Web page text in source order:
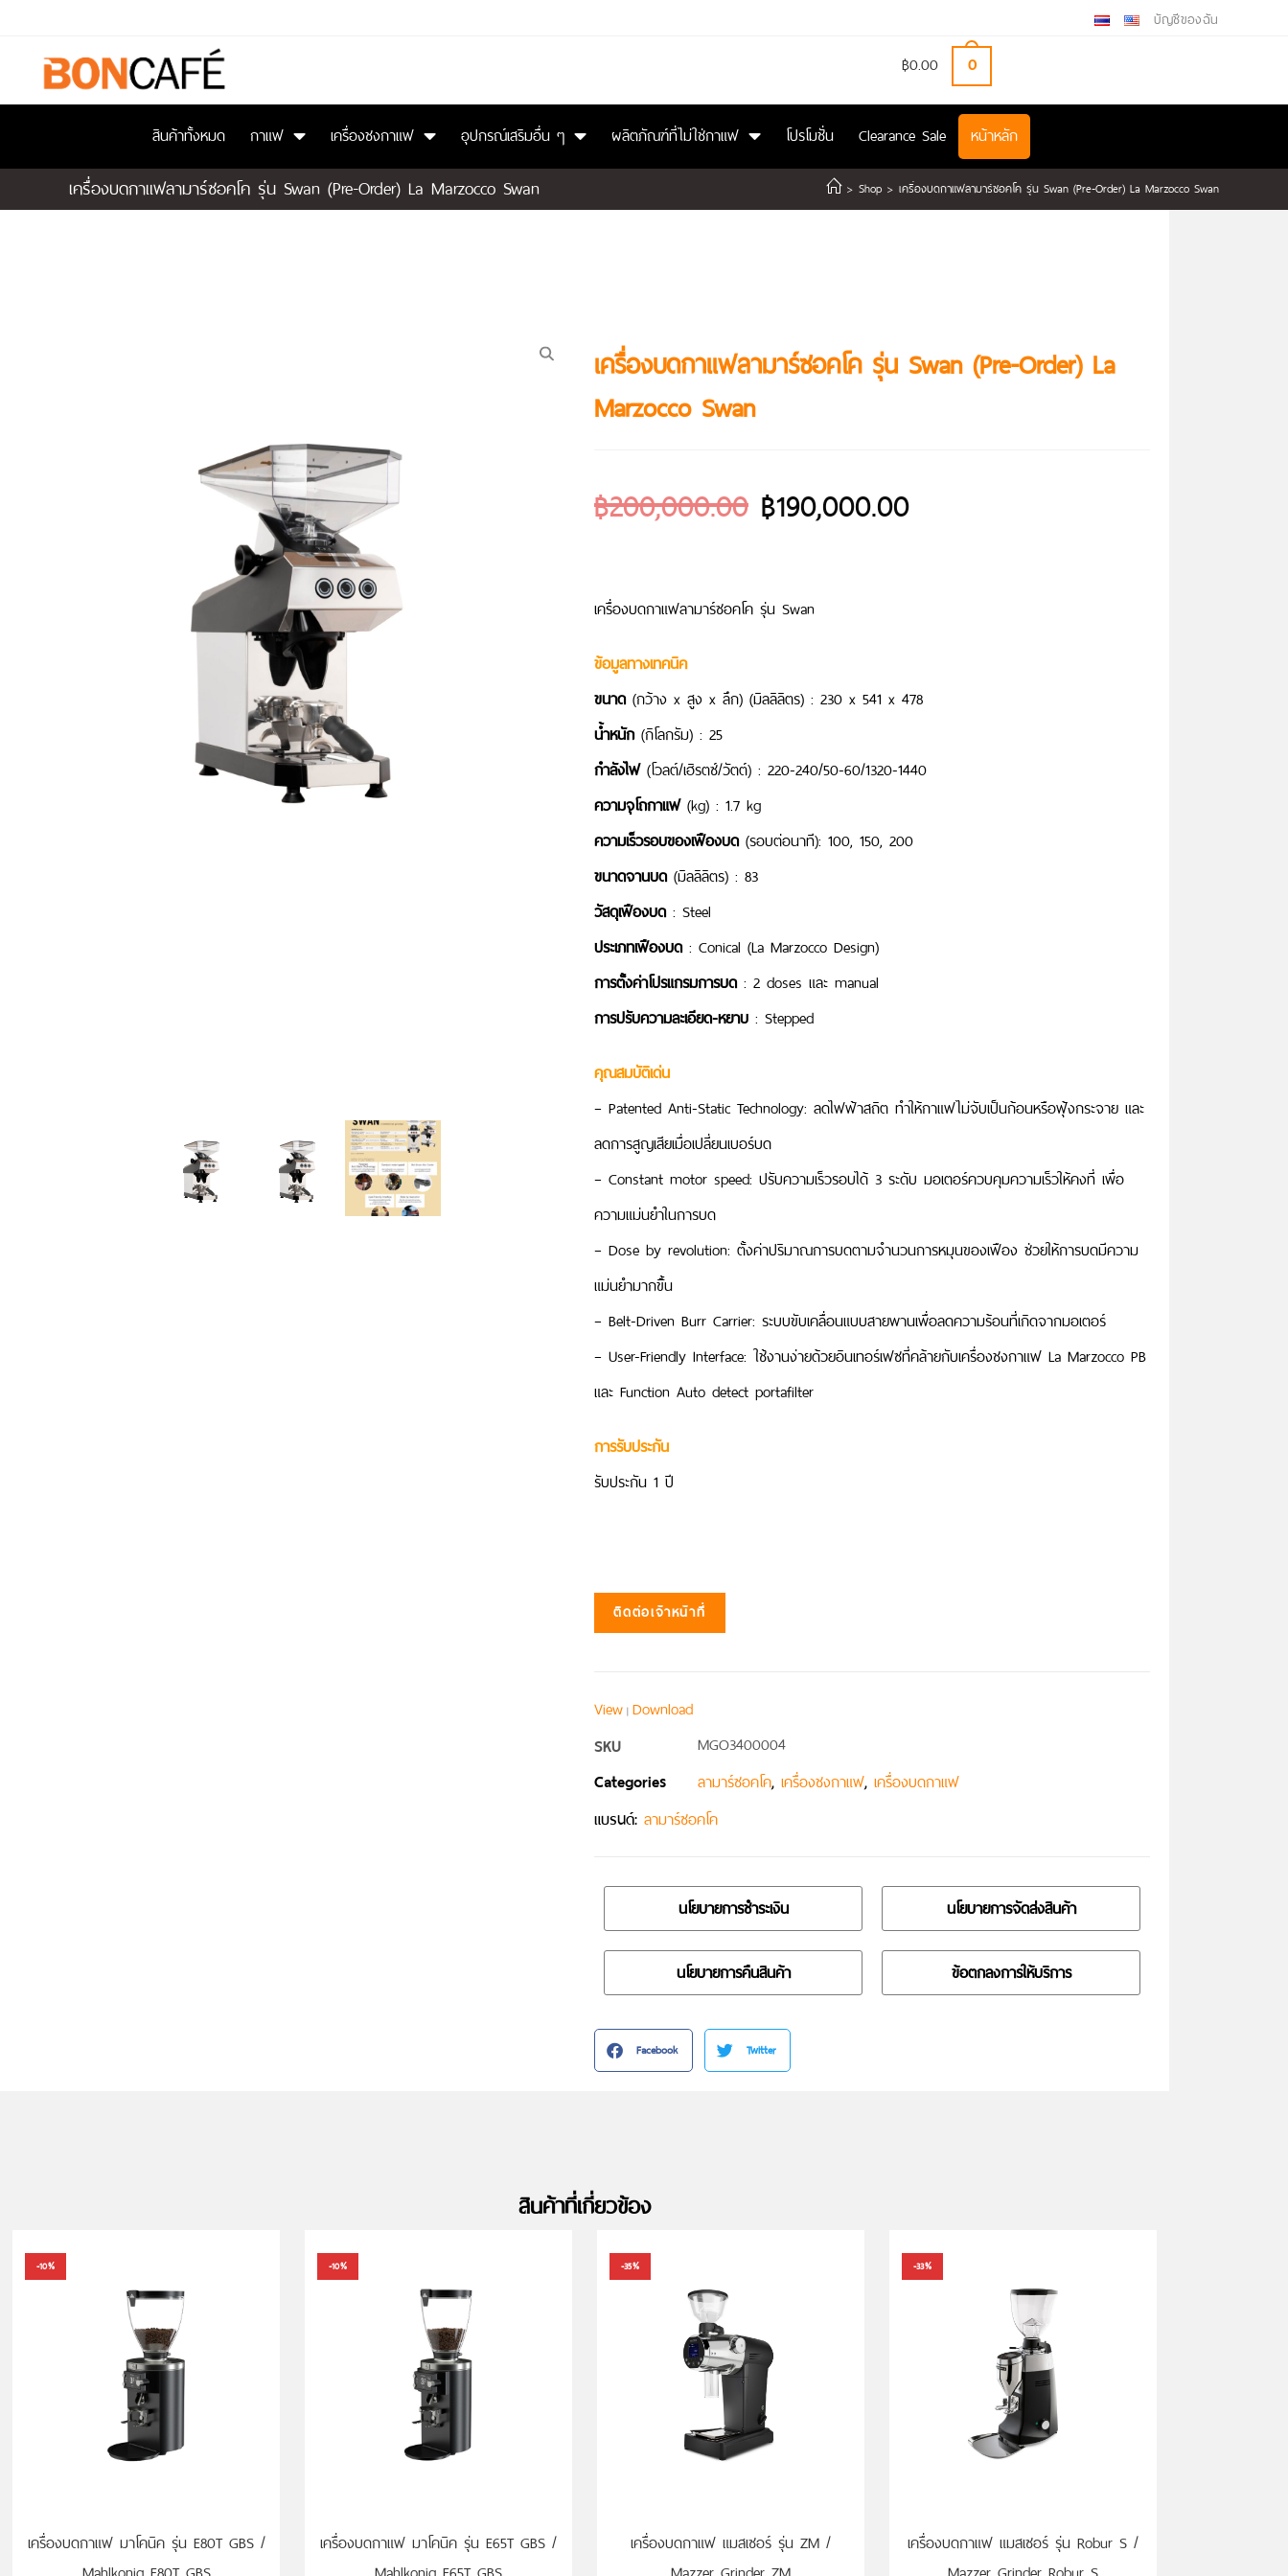
บัญชีของฉัน
฿0.00 0
สินค้าทั้งหมด กาแฟ เครื่องชงกาแฟ อุปกรณ์เสริมอื่น ๆ ผลิตภัณฑ์ที่ไม่ใช่กาแฟ โปรโมชั่น Clearance Sale หน้าหลัก
เครื่องบดกาแฟลามาร์ซอคโค รุ่น Swan (Pre-Order) La Marzocco Swan > Shop > เครื่องบดกาแฟลามาร์ซอคโค รุ่น Swan (Pre-Order) La Marzocco Swan
เครื่องบดกาแฟลามาร์ซอคโค รุ่น Swan (Pre-Order) La
Marzocco Swan
฿200,000.00 ฿190,000.00
เครื่องบดกาแฟลามาร์ซอคโค รุ่น Swan
ข้อมูลทางเทคนิค
ขนาด(กว้าง x สูง x ลึก) (มิลลิลิตร) : 230 x 541 x 478
น้ำหนัก(กิโลกรัม) : 25
กำลังไฟ(โวลต์/เฮิรตซ์/วัตต์) : 220-240/50-60/1320-1440
ความจุโถกาแฟ(kg) : 1.7 kg
ความเร็วรอบของเฟืองบด(รอบต่อนาที): 100, 150, 200
ขนาดจานบด(มิลลิลิตร) : 83
วัสดุเฟืองบด : Steel
ประเภทเฟืองบด : Conical (La Marzocco Design)
การตั้งค่าโปรแกรมการบด : 2 doses และ manual
การปรับความละเอียด-หยาบ : Stepped
คุณสมบัติเด่น
– Patented Anti-Static Technology: ลดไฟฟ้าสถิต ทำให้กาแฟไม่จับเป็นก้อนหรือฟุ้งกระจาย และ
ลดการสูญเสียเมื่อเปลี่ยนเบอร์บด
– Constant motor speed: ปรับความเร็วรอบได้ 3 ระดับ มอเตอร์ควบคุมความเร็วให้คงที่ เพื่อ
ความแม่นยำในการบด
– Dose by revolution: ตั้งค่าปริมาณการบดตามจำนวนการหมุนของเฟือง ช่วยให้การบดมีความ
แม่นยำมากขึ้ัน
– Belt-Driven Burr Carrier: ระบบขับเคลื่อนแบบสายพานเพื่อลดความร้อนที่เกิดจากมอเตอร์
– User-Friendly Interface: ใช้งานง่ายด้วยอินเทอร์เฟซที่คล้ายกับเครื่องชงกาแฟ La Marzocco PB
และ Function Auto detect portafilter
การรับประกัน
รับประกัน 1 ปี
ติดต่อเจ้าหน้าที่
View | Download
SKU MGO3400004
Categories ลามาร์ซอคโค, เครื่องชงกาแฟ, เครื่องบดกาแฟ
แบรนด์: ลามาร์ซอคโค
นโยบายการชำระเงิน นโยบายการจัดส่งสินค้า
นโยบายการคืนสินค้า ข้อตกลงการให้บริการ
Facebook Twitter
สินค้าที่เกี่ยวข้อง
-10%
เครื่องบดกาแฟ มาโคนิค รุ่น E80T GBS /
-10%
เครื่องบดกาแฟ มาโคนิค รุ่น E65T GBS /
-35%
เครื่องบดกาแฟ แมสเซอร์ รุ่น ZM /
-33%
เครื่องบดกาแฟ แมสเซอร์ รุ่น Robur S /